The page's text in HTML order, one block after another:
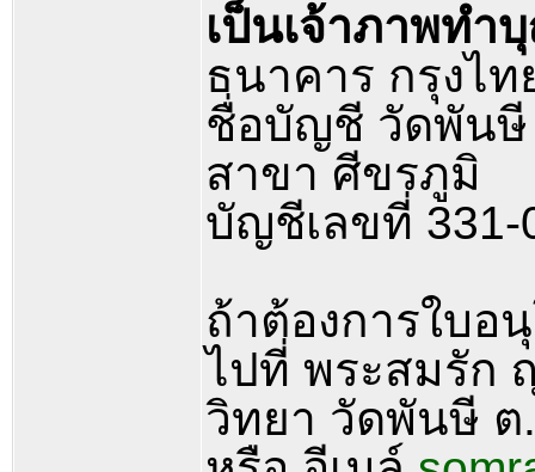
เป็นเจ้าภาพทำ
ธนาคาร กรุงไท
ชื่อบัญชี วัดพันษี
สาขา ศีขรภูมิ
บัญชีเลขที่ 331-
ถ้าต้องการใบอ
ไปที่ พระสมรัก
วิทยา วัดพันษี ต